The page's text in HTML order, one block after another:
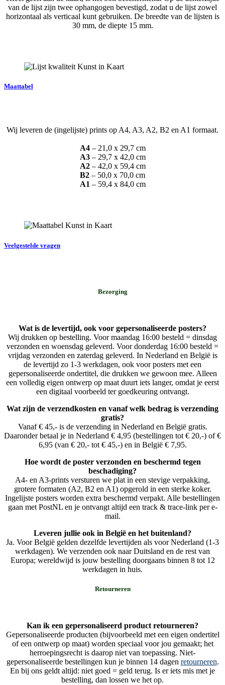
van de lijst zijn twee ophangogen bevestigd, zodat u de lijst zowel
horizontaal als verticaal kunt gebruiken. De breedte van de lijsten is
30 mm, de diepte 15 mm.
Maattabel
Wij leveren de (ingelijste) prints op A4, A3, A2, B2 en A1 formaat.
A4– 21,0 x 29,7 cm
A3– 29,7 x 42,0 cm
A2– 42,0 x 59,4 cm
B2 – 50,0 x 70,0 cm
A1– 59,4 x 84,0 cm
Veelgestelde vragen
Bezorging
Wat is de levertijd, ook voor gepersonaliseerde posters?
Wij drukken op bestelling. Voor maandag 16:00 besteld = dinsdag
verzonden en woensdag geleverd. Voor donderdag 16:00 besteld =
vrijdag verzonden en zaterdag geleverd. In Nederland en België is
de levertijd zo 1-3 werkdagen, ook voor posters met een
gepersonaliseerde ondertitel, die drukken we gewoon mee. Alleen
een volledig eigen ontwerp op maat duurt iets langer, omdat je eerst
een digitaal voorbeeld ter goedkeuring ontvangt.
Wat zijn de verzendkosten en vanaf welk bedrag is verzending
gratis?
Vanaf € 45,- is de verzending in Nederland en België gratis.
Daaronder betaal je in Nederland € 4,95 (bestellingen tot € 20,-) of €
6,95 (van € 20,- tot € 45,-) en in België € 7,95.
Hoe wordt de poster verzonden en beschermd tegen
beschadiging?
A4- en A3-prints versturen we plat in een stevige verpakking,
grotere formaten (A2, B2 en A1) opgerold in een sterke koker.
Ingelijste posters worden extra beschermd verpakt. Alle bestellingen
gaan met PostNL en je ontvangt altijd een track & trace-link per e-
mail.
Leveren jullie ook in België en het buitenland?
Ja. Voor België gelden dezelfde levertijden als voor Nederland (1-3
werkdagen). We verzenden ook naar Duitsland en de rest van
Europa; wereldwijd is jouw bestelling doorgaans binnen 8 tot 12
werkdagen in huis.
Retourneren
Kan ik een gepersonaliseerd product retourneren?
Gepersonaliseerde producten (bijvoorbeeld met een eigen ondertitel
of een ontwerp op maat) worden speciaal voor jou gemaakt; het
herroepingsrecht is daarop niet van toepassing. Niet-
gepersonaliseerde bestellingen kun je binnen 14 dagen retourneren.
En bij ons geldt altijd: niet goed = geld terug. Is er iets mis met je
bestelling, dan lossen we het op.